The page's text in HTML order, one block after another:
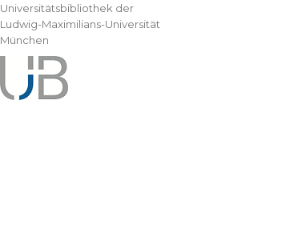
Universitätsbibliothek der
Ludwig-Maximilians-Universität
München